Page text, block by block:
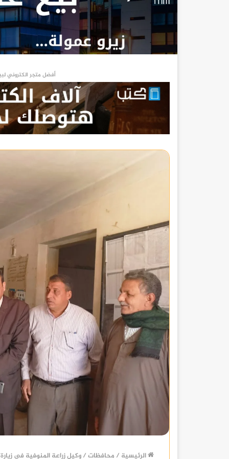
أفضل متجر الكتروني
الرئيسية / محافظات/وكيل زراعة المنوفية في